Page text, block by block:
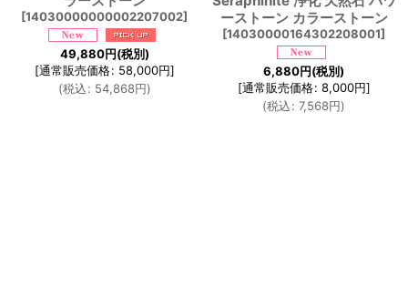
[14030000000002207002]
49,880円(税別)
[通常販売価格: 58,000円]
(税込: 54,868円)
ーストーン カラーストーン
[14030000164302208001]
6,880円(税別)
[通常販売価格: 8,000円]
(税込: 7,568円)